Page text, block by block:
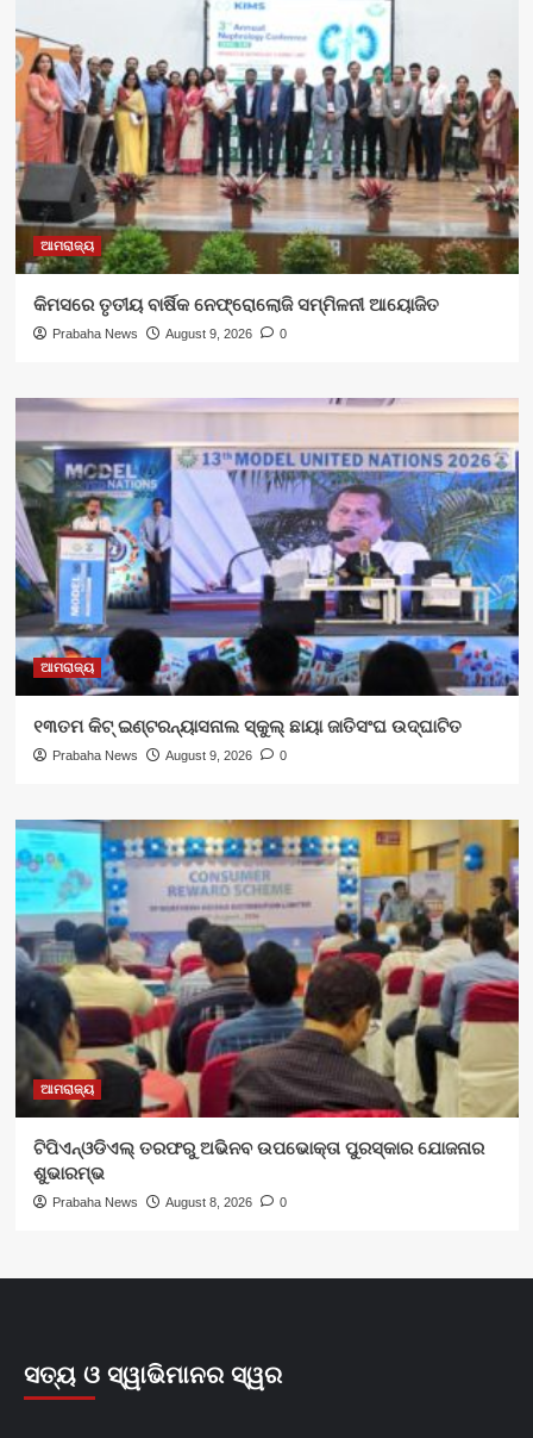
ଆମରାଜ୍ୟ
କିମସରେ ତୃତୀୟ ବାର୍ଷିକ ନେଫ୍ରୋଲୋଜି ସମ୍ମିଳନୀ ଆୟୋଜିତ
Prabaha News August 9, 2026 0
ଆମରାଜ୍ୟ
୧୩ତମ କିଟ୍ ଇଣ୍ଟରନ୍ୟାସନାଲ ସ୍କୁଲ୍ ଛାୟା ଜାତିସଂଘ ଉଦ୍‍ଘାଟିତ
Prabaha News August 9, 2026 0
ଆମରାଜ୍ୟ
ଟିପିଏନ୍‌ଓଡିଏଲ୍‌ ତରଫରୁ ଅଭିନବ ଉପଭୋକ୍ତା ପୁରସ୍କାର ଯୋଜନାର
ଶୁଭାରମ୍ଭ
Prabaha News August 8, 2026 0
ସତ୍ୟ ଓ ସ୍ୱାଭିମାନର ସ୍ୱର